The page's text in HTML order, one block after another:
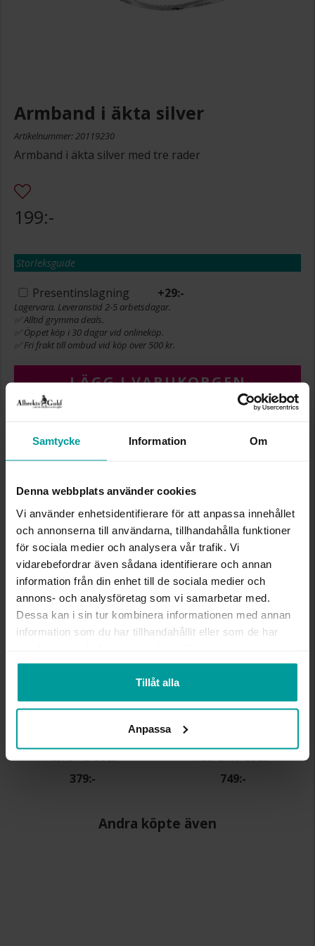
Samtycke Information Om
Denna webbplats använder cookies
Vi använder enhetsidentifierare för att anpassa innehållet
och annonserna till användarna, tillhandahålla funktioner
för sociala medier och analysera vår trafik. Vi
vidarebefordrar även sådana identifierare och annan
information från din enhet till de sociala medier och
annons- och analysföretag som vi samarbetar med.
Dessa kan i sin tur kombinera informationen med annan
information som du har tillhandahållit eller som de har
Tillåt alla
Anpassa
Armband i äkta silver
Artikelnummer: 20119230
Armband i äkta silver med tre rader
199:-
Storleksguide
Presentinslagning +29:-
Lagervara. Leveranstid 2-5 arbetsdagar.
✅ Alltid grymma deals.
✅ Öppet köp i 30 dagar vid onlineköp.
✅ Fri frakt till ombud vid köp över 500 kr.
LÄGG I VARUKORGEN
INFO
HÖJD CA (MM)
0,9
LÄNGD CA (CM)
17,0+2,0
VARUMÄRKE
Albrekts Guld
Silver
Liknande produkter
ALBREKTS GULD
379:-
ALBREKTS GULD
749:-
Andra köpte även